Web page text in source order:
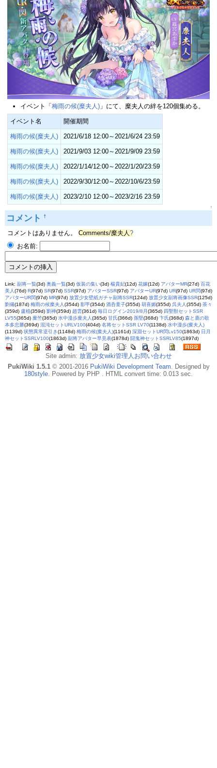
イベント「梅雨の候(糜夫人) 」にて、糜夫人の絆を120個集める。
イベント名 開催期間
梅雨の候(糜夫人) 2021/6/18 12:00～2021/6/24 23:59
梅雨の候(糜夫人) 2021/9/03 12:00～2021/9/09 23:59
梅雨の候(糜夫人) 2022/1/14/12:00～2022/1/20/23:59
梅雨の候(糜夫人) 2022/9/30/12:00～2022/10/6/23:59
梅雨の候(糜夫人) 2023/2/10 12:00～2023/2/16 23:59
↑
コメント †
コメントはありません。 Comments/糜夫人 ?
お名前:
Link: 副将一覧(3d) 奥義一覧(3d) 仮装の集い(3d) 楊貴妃(12d) 花嫁(12d) アバターMR(27d) 百花
美人 (76d) R(97d) SR(97d) SSR(97d) アバターSSR(97d) アバターUR(97d) UR(97d) UR閃(97d)
アバターUR閃(97d) MR(97d) 放置少女壁紙ガチャ副将SSR(124d) 放置少女副将画像SSR(125d)
劉備(187d) 梅雨の候糜夫人 (354d) 影甲(354d) 酒呑童子(355d) 胡喜媚(355d) 呉夫人 (355d) 茶々
(359d) 盧植(359d) 劉禅(359d) 趙雲(361d) 毎日ログイン2019/8月(365d) 四聖獣セットSSR
LV55(365d) 糜竺(365d) 水中漫歩糜夫人 (365d) 甘氏(366d) 孫堅(368d) 卞氏(368d) 森と鹿の歌
本多忠勝(369d) 混沌セットURLV100(404d) 名将セットSSR LV70(1138d) 水中漫歩(糜夫人)
(1139d) 状態異常逆引き(1148d) 梅雨の候(糜夫人)(1161d) 深淵セットUR閃Lv150(1863d) 日月
神セットSSRLV100(1863d) 副将アバター早見表(1878d) 闘鬼神セットSSRLV85(1897d)
Site admin: 放置少女wiki管理人お問い合わせ
PukiWiki 1.5.1© 2001-2016 PukiWiki Development Team . Designed by
180style . Powered by PHP . HTML convert time: 0.013 sec.